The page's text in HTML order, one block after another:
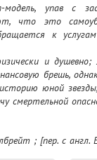
упав с
что это
к
и
брешь,
историю юной
смертельной
пабов
; [пер. с англ.